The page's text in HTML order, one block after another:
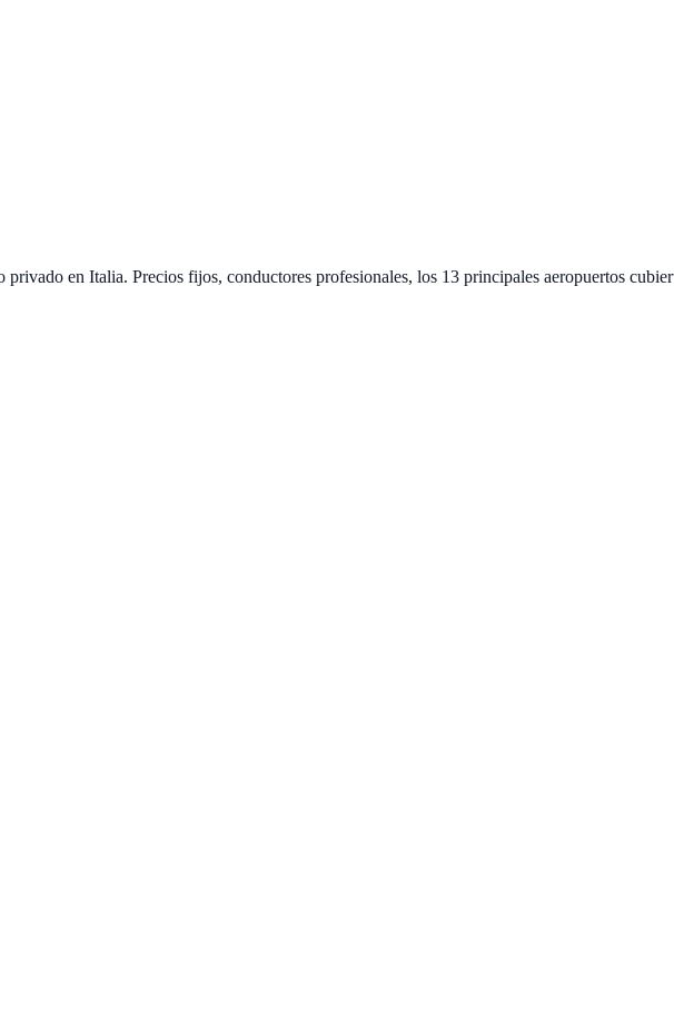
en Italia. Precios fijos, conductores profesionales, los 13 principales aeropuertos